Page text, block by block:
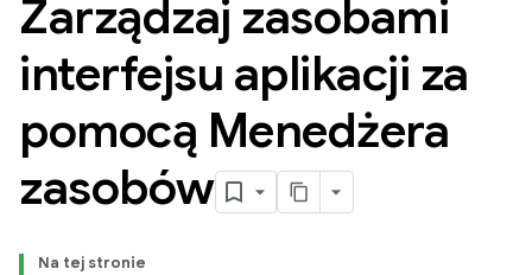
Zarządzaj zasobami
interfejsu aplikacji za
pomocą Menedżera
zasobów
Na tej stronie